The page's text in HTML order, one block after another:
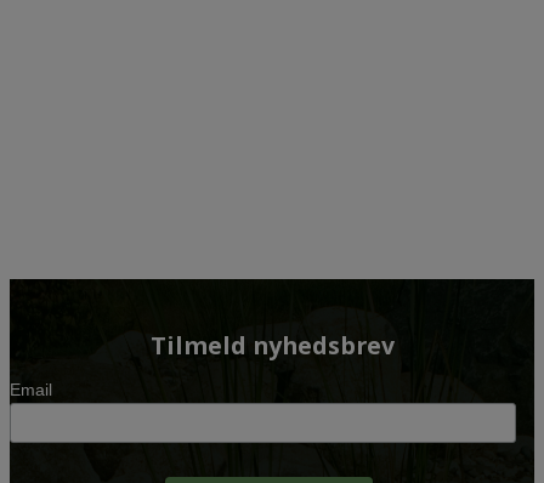
Tilmeld nyhedsbrev
Email